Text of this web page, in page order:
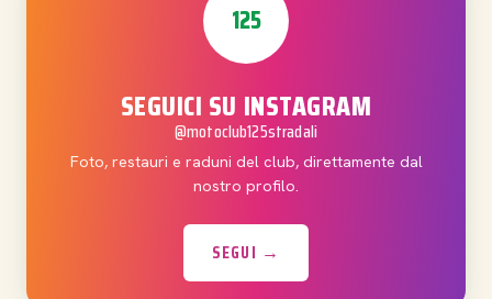
125
SEGUICI SU INSTAGRAM
@motoclub125stradali
Foto, restauri e raduni del club, direttamente dal
nostro profilo.
SEGUI →